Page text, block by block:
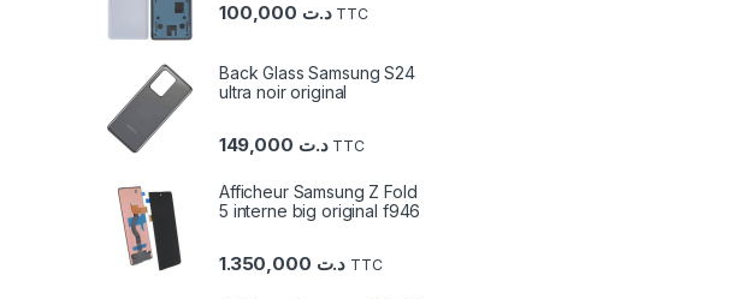
د.ت TTC
Back Glass Samsung S24
ultra noir original
د.ت TTC
Afficheur Samsung Z Fold
5 interne big original f946
د.ت TTC